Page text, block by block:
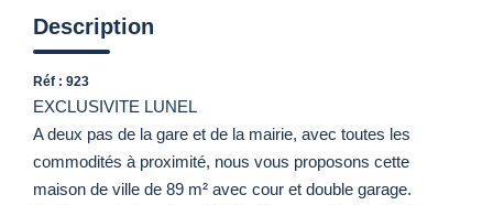
Description
Réf : 923
EXCLUSIVITE LUNEL
A deux pas de la gare et de la mairie, avec toutes les
commodités à proximité, nous vous proposons cette
maison de ville de 89 m² avec cour et double garage.